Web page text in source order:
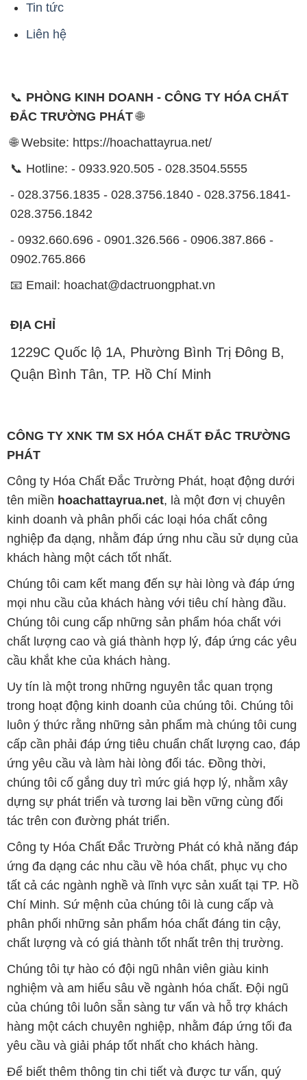
Tin tức
Liên hệ
📞 PHÒNG KINH DOANH - CÔNG TY HÓA CHẤT
ĐẮC TRƯỜNG PHÁT🌐
🌐 Website: https://hoachattayrua.net/
📞 Hotline: - 0933.920.505 - 028.3504.5555
- 028.3756.1835 - 028.3756.1840 - 028.3756.1841-
028.3756.1842
- 0932.660.696 - 0901.326.566 - 0906.387.866 -
0902.765.866
📧 Email: hoachat@dactruongphat.vn
ĐỊA CHỈ
1229C Quốc lộ 1A, Phường Bình Trị Đông B,
Quận Bình Tân, TP. Hồ Chí Minh
CÔNG TY XNK TM SX HÓA CHẤT ĐẮC TRƯỜNG
PHÁT
Công ty Hóa Chất Đắc Trường Phát, hoạt động dưới
tên miền hoachattayrua.net, là một đơn vị chuyên
kinh doanh và phân phối các loại hóa chất công
nghiệp đa dạng, nhằm đáp ứng nhu cầu sử dụng của
khách hàng một cách tốt nhất.
Chúng tôi cam kết mang đến sự hài lòng và đáp ứng
mọi nhu cầu của khách hàng với tiêu chí hàng đầu.
Chúng tôi cung cấp những sản phẩm hóa chất với
chất lượng cao và giá thành hợp lý, đáp ứng các yêu
cầu khắt khe của khách hàng.
Uy tín là một trong những nguyên tắc quan trọng
trong hoạt động kinh doanh của chúng tôi. Chúng tôi
luôn ý thức rằng những sản phẩm mà chúng tôi cung
cấp cần phải đáp ứng tiêu chuẩn chất lượng cao, đáp
ứng yêu cầu và làm hài lòng đối tác. Đồng thời,
chúng tôi cố gắng duy trì mức giá hợp lý, nhằm xây
dựng sự phát triển và tương lai bền vững cùng đối
tác trên con đường phát triển.
Công ty Hóa Chất Đắc Trường Phát có khả năng đáp
ứng đa dạng các nhu cầu về hóa chất, phục vụ cho
tất cả các ngành nghề và lĩnh vực sản xuất tại TP. Hồ
Chí Minh. Sứ mệnh của chúng tôi là cung cấp và
phân phối những sản phẩm hóa chất đáng tin cậy,
chất lượng và có giá thành tốt nhất trên thị trường.
Chúng tôi tự hào có đội ngũ nhân viên giàu kinh
nghiệm và am hiểu sâu về ngành hóa chất. Đội ngũ
của chúng tôi luôn sẵn sàng tư vấn và hỗ trợ khách
hàng một cách chuyên nghiệp, nhằm đáp ứng tối đa
yêu cầu và giải pháp tốt nhất cho khách hàng.
Để biết thêm thông tin chi tiết và được tư vấn, quý